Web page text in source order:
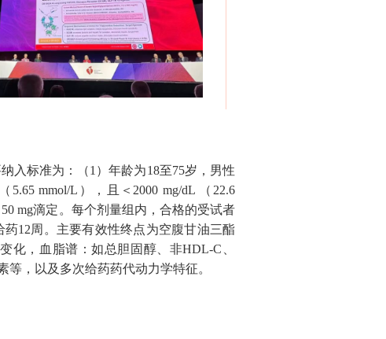
入标准为：（1）年龄为18至75岁，男性
mmol/L），且＜2000 mg/dL （22.6
mg滴定。每个剂量组内，合格的受试者
12周。主要有效性终点为空腹甘油三酯
化，血脂谱：如总胆固醇、非HDL-C、
，以及多次给药药代动力学特征。